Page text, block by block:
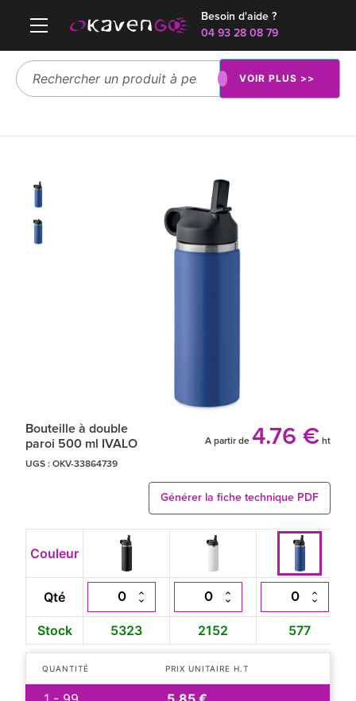
Besoin d'aide ?
04 93 28 08 79
VOIR PLUS >>
Bouteille à double
paroi 500 ml IVALO
A partir de 4.76 € ht
UGS : OKV-33864739
Générer la fiche technique PDF
Couleur
Qté
Stock 5323 2152 577
QUANTITÉ PRIX UNITAIRE H.T